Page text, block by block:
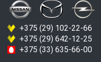
+375 (29) 102-22-66
+375 (29) 642-12-25
+375 (33) 635-66-00